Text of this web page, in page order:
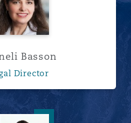
Basson
Director
Alison Beanum